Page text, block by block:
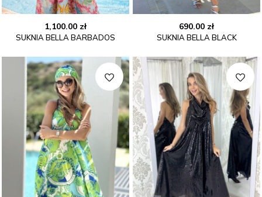
1,100.00 zł
SUKNIA BELLA BARBADOS
690.00 zł
SUKNIA BELLA BLACK